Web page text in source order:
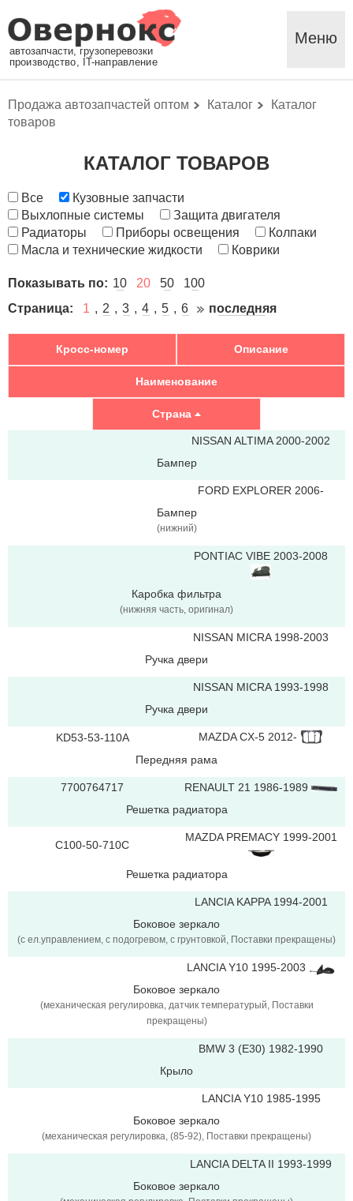
автозапчасти, грузоперевозки
производство, IT-направление
Меню
Продажа автозапчастей оптом Каталог
Каталог
товаров
КАТАЛОГ ТОВАРОВ
Все
Кузовные запчасти
Выхлопные системы
Защита двигателя
Радиаторы
Приборы освещения
Колпаки
Масла и технические жидкости
Коврики
Показывать по: 10 20 50
100
Страница:
1 2 3 4 5 6 последняя
Кросс-номер Описание
Наименование
Страна
NISSAN ALTIMA 2000-2002
Бампер
FORD EXPLORER 2006-
Бампер
(нижний)
PONTIAC VIBE 2003-2008
Каробка фильтра
(нижняя часть, оригинал)
NISSAN MICRA 1998-2003
Ручка двери
NISSAN MICRA 1993-1998
Ручка двери
KD53-53-110A
MAZDA CX-5 2012-
Передняя рама
7700764717
RENAULT 21 1986-1989
Решетка радиатора
C100-50-710C
MAZDA PREMACY 1999-2001
Решетка радиатора
LANCIA KAPPA 1994-2001
Боковое зеркало
(с ел.управлением, с подогревом, c грунтовкой, Поставки прекращены)
LANCIA Y10 1995-2003
Боковое зеркало
(механическая регулировка, датчик температурый, Поставки
прекращены)
BMW 3 (E30) 1982-1990
Крыло
LANCIA Y10 1985-1995
Боковое зеркало
(механическая регулировка, (85-92), Поставки прекращены)
LANCIA DELTA II 1993-1999
Боковое зеркало